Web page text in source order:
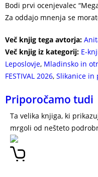
Bodi prvi ocenjevalec
Za oddajo mnenja se
Več knjig tega avtorja:
Več knjig iz kategorij: E-
Leposlovje, Mladinsko in
FESTIVAL 2026, Slikanice in
Priporočamo tudi
Ta velika knjiga, ki
mrgoli od nešteto